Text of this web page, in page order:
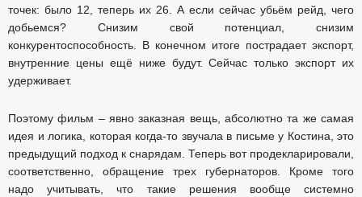
точек: было 12, теперь их 26. А если сейчас убьём рейд, чего
добьемся? Снизим свой потенциал, снизим
конкурентоспособность. В конечном итоге пострадает экспорт,
внутренние цены ещё ниже будут. Сейчас только экспорт их
удерживает.
Поэтому фильм – явно заказная вещь, абсолютно та же самая
идея и логика, которая когда-то звучала в письме у Костина, это
предыдущий подход к снарядам. Теперь вот продекларировали,
соответственно, обращение трех губернаторов. Кроме того
надо учитывать, что такие решения вообще системно